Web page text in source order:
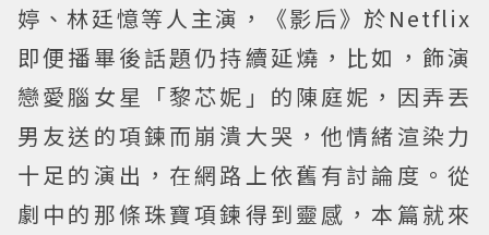
婷、林廷憶等人主演，《影后》於Netflix
即便播畢後話題仍持續延燒，比如，飾演
戀愛腦女星「黎芯妮」的陳庭妮，因弄丟
男友送的項鍊而崩潰大哭，他情緒渲染力
十足的演出，在網路上依舊有討論度。從
劇中的那條珠寶項鍊得到靈感，本篇就來